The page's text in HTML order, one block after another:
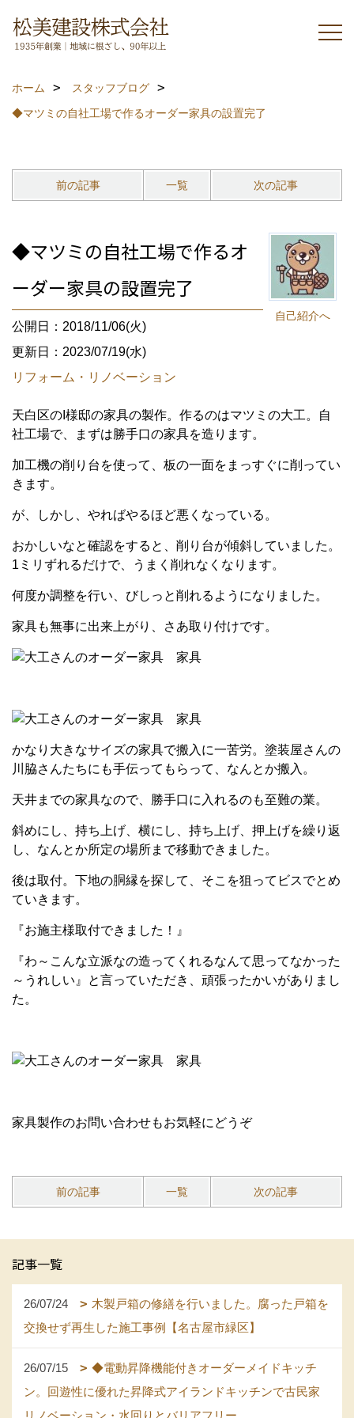
ホーム
スタッフブログ
◆マツミの自社工場で作るオーダー家具の設置完了
前の記事 一覧 次の記事
自己紹介へ
◆マツミの自社工場で作るオ
ーダー家具の設置完了
公開日：2018/11/06(火)
更新日：2023/07/19(水)
リフォーム・リノベーション
天白区のI様邸の家具の製作。作るのはマツミの大工。自
社工場で、まずは勝手口の家具を造ります。
加工機の削り台を使って、板の一面をまっすぐに削ってい
きます。
が、しかし、やればやるほど悪くなっている。
おかしいなと確認をすると、削り台が傾斜していました。
1ミリずれるだけで、うまく削れなくなります。
何度か調整を行い、びしっと削れるようになりました。
家具も無事に出来上がり、さあ取り付けです。
かなり大きなサイズの家具で搬入に一苦労。塗装屋さんの
川脇さんたちにも手伝ってもらって、なんとか搬入。
天井までの家具なので、勝手口に入れるのも至難の業。
斜めにし、持ち上げ、横にし、持ち上げ、押上げを繰り返
し、なんとか所定の場所まで移動できました。
後は取付。下地の胴縁を探して、そこを狙ってビスでとめ
ていきます。
『お施主様取付できました！』
『わ～こんな立派なの造ってくれるなんて思ってなかった
～うれしい』と言っていただき、頑張ったかいがありまし
た。
家具製作のお問い合わせもお気軽にどうぞ
前の記事 一覧 次の記事
記事一覧
26/07/24
木製戸箱の修繕を行いました。腐った戸箱を
交換せず再生した施工事例【名古屋市緑区】
26/07/15
◆電動昇降機能付きオーダーメイドキッチ
ン。回遊性に優れた昇降式アイランドキッチンで古民家
リノベーション・水回りとバリアフリー